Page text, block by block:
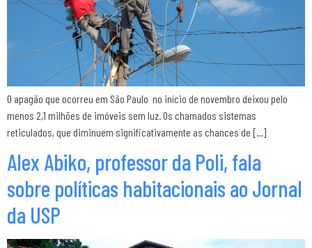
O apagão que ocorreu em São Paulo no início de novembro deixou pelo
menos 2,1 milhões de imóveis sem luz. Os chamados sistemas
reticulados, que diminuem significativamente as chances de […]
Alex Abiko, professor da Poli, fala
sobre políticas habitacionais ao Jornal
da USP